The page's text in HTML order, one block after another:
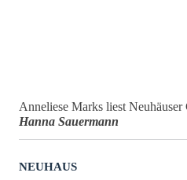
Anneliese Marks liest
Hanna Sauermann
NEUHAUS